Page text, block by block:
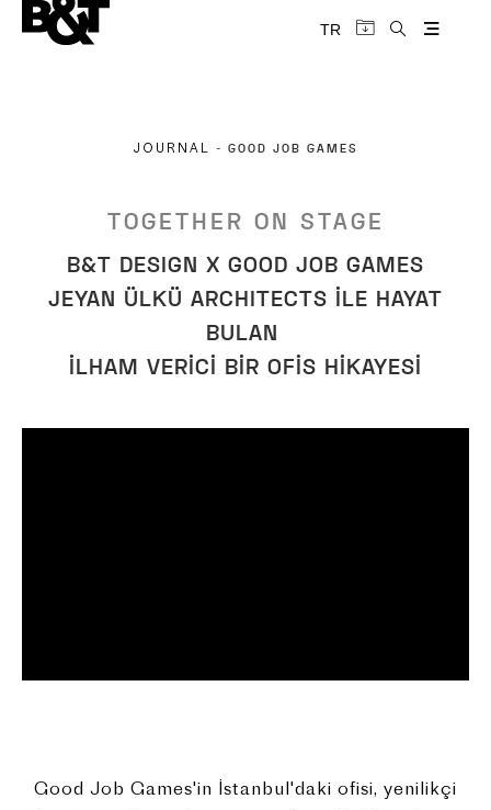
TR
JOURNAL - GOOD JOB GAMES
TOGETHER ON STAGE
B&T DESIGN X GOOD JOB GAMES
JEYAN ÜLKÜ ARCHITECTS İLE HAYAT
BULAN
İLHAM VERİCİ BİR OFİS HİKAYESİ
Good Job Games'in İstanbul'daki ofisi, yenilikçi